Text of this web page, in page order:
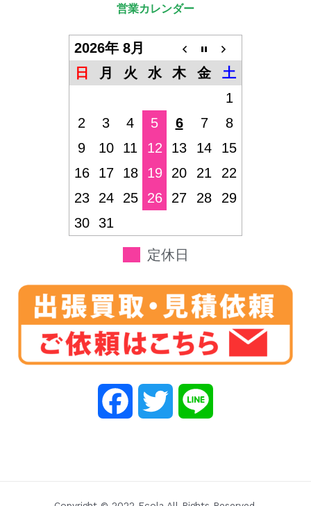
営業カレンダー
2026年 8月
日
月 火 水 木 金
土
1
2
3 4 5 6 7
8
9
10 11 12 13 14
15
16
17 18 19 20 21
22
23
24 25 26 27 28
29
30
31
定休日